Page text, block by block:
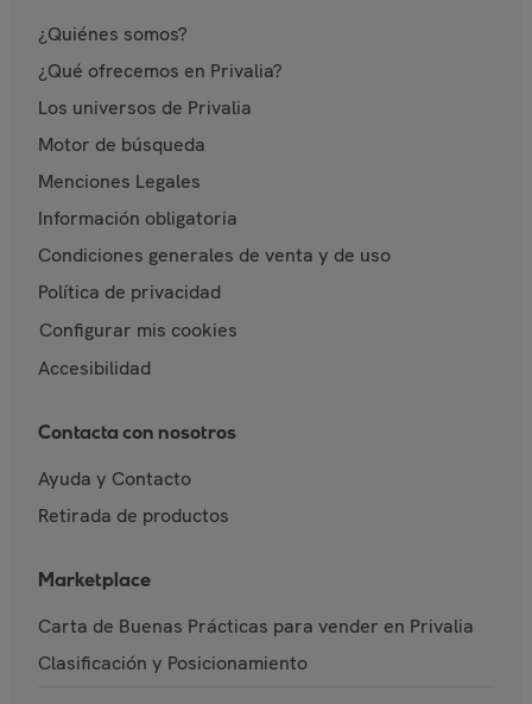
¿Quiénes somos?
¿Qué ofrecemos en Privalia?
Los universos de Privalia
Motor de búsqueda
Menciones Legales
Información obligatoria
Condiciones generales de venta y de uso
Política de privacidad
Configurar mis cookies
Accesibilidad
Contacta con nosotros
Ayuda y Contacto
Retirada de productos
Marketplace
Carta de Buenas Prácticas para vender en Privalia
Clasificación y Posicionamiento